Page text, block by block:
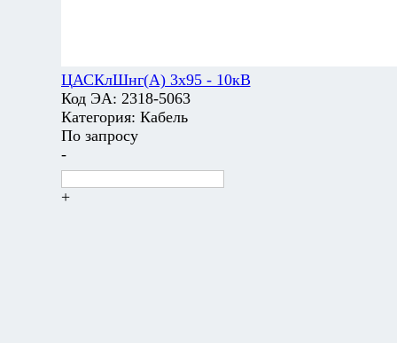
ЦАСКлШнг(А) 3х95 - 10кВ
Код ЭА: 2318-5063
Категория: Кабель
По запросу
-
+